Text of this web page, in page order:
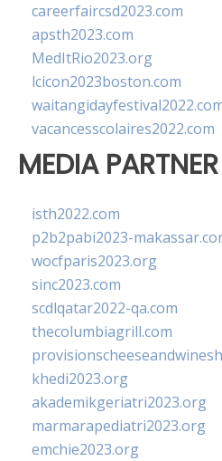
careerfaircsd2023.com
apsth2023.com
MedItRio2023.org
lcicon2023boston.com
vacancesscolaires2022.com
MEDIA
isth2022.com
p2b2pabi2023-
wocfparis2023.org
sinc2023.com
scdlqatar2022-qa.com
thecolumbiagrill.com
khedi2023.org
akademikgeriatri2023.org
marmarapediatri2023.org
emchie2023.org